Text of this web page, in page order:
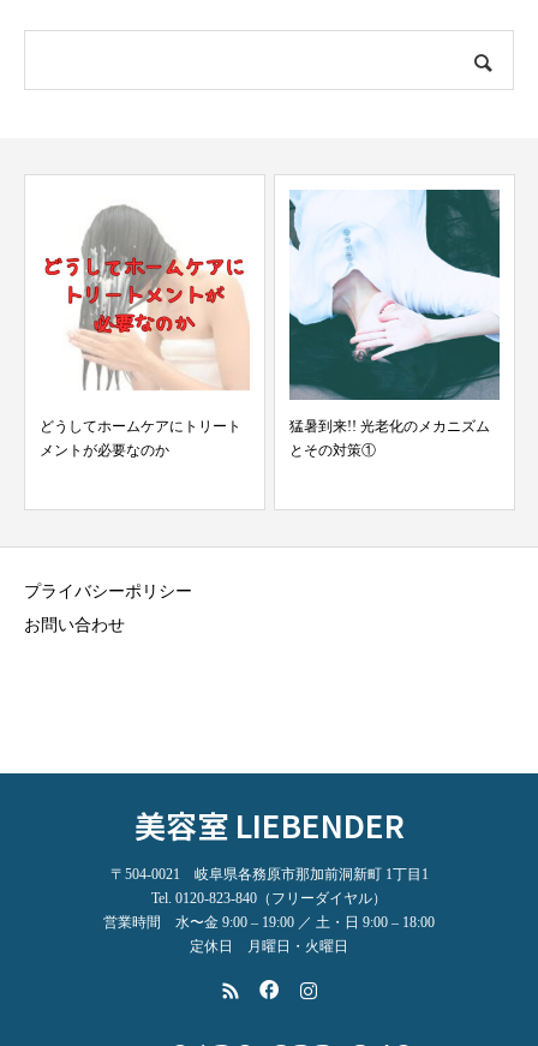
どうしてホームケアにトリート
メントが必要なのか
猛暑到来!! 光老化のメカニズム
とその対策①
プライバシーポリシー
お問い合わせ
美容室 LIEBENDER
〒504-0021 岐阜県各務原市那加前洞新町 1丁目1
Tel. 0120-823-840（フリーダイヤル）
営業時間 水〜金 9:00 – 19:00 ／ 土・日 9:00 – 18:00
定休日 月曜日・火曜日